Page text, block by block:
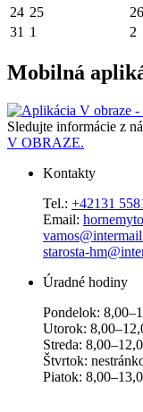
24 25 26
31 1 2
Mobilná
Sledujte informácie z
V OBRAZE.
Kontakty
Tel.: +42131
Email:
starosta-
Úradné hodiny
Pondelok:
Utorok:
Streda:
Štvrtok:
Piatok: